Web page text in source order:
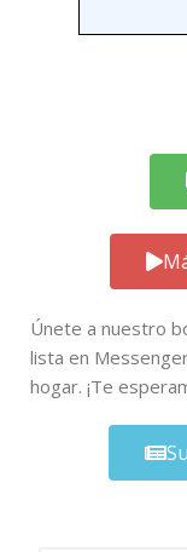
Únete a nuestro
lista en
hogar. ¡Te